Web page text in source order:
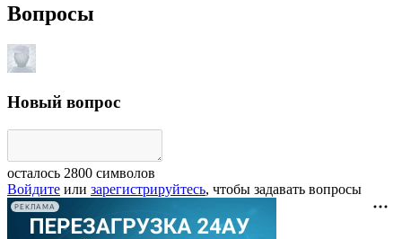
Вопросы
Новый вопрос
осталось 2800 символов
Войдите или зарегистрируйтесь, чтобы задавать вопросы
РЕКЛАМА